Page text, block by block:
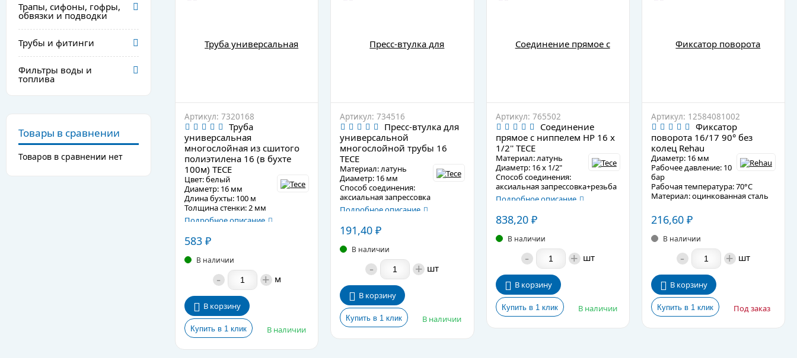
Трапы, сифоны, гофры,
обвязки и подводки
Трубы и фитинги
Фильтры воды и
топлива
Товары в сравнении
Товаров в сравнении нет
Артикул: 7320168
Труба
универсальная
многослойная из сшитого
полиэтилена 16 (в бухте
100м) TECE
Цвет: белый
Диаметр: 16 мм
Длина бухты: 100 м
Толщина стенки: 2 мм
Подробное описание
583 ₽
В наличии
- + м
В корзину
В наличии
Артикул: 734516
Пресс-втулка для
универсальной
многослойной трубы 16
TECE
Материал: латунь
Диаметр: 16 мм
Способ соединения:
аксиальная запрессовка
Подробное описание
191,40₽
В наличии
- + шт
В корзину
В наличии
Артикул: 765502
Соединение
прямое с ниппелем НР 16 х
1/2'' TECE
Материал: латунь
Диаметр: 16 х 1/2"
Способ соединения:
аксиальная запрессовка+резьба
Подробное описание
838,20 ₽
В наличии
- + шт
В корзину
В наличии
Артикул: 12584081002
Фиксатор
поворота 16/17 90° без
колец Rehau
Диаметр: 16 мм
Рабочее давление: 10
бар
Рабочая температура: 70°C
Материал: оцинкованная сталь
216,60 ₽
В наличии
- + шт
В корзину
Под заказ